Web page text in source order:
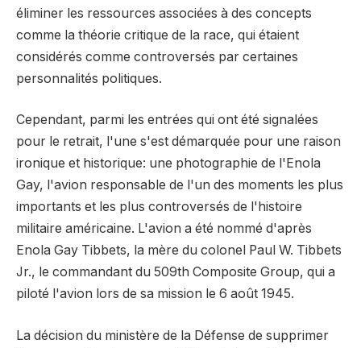
éliminer les ressources associées à des concepts
comme la théorie critique de la race, qui étaient
considérés comme controversés par certaines
personnalités politiques.
Cependant, parmi les entrées qui ont été signalées
pour le retrait, l'une s'est démarquée pour une raison
ironique et historique: une photographie de l'Enola
Gay, l'avion responsable de l'un des moments les plus
importants et les plus controversés de l'histoire
militaire américaine. L'avion a été nommé d'après
Enola Gay Tibbets, la mère du colonel Paul W. Tibbets
Jr., le commandant du 509th Composite Group, qui a
piloté l'avion lors de sa mission le 6 août 1945.
La décision du ministère de la Défense de supprimer